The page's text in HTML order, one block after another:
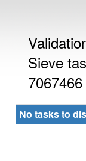
Sieve
7067466
No tasks to